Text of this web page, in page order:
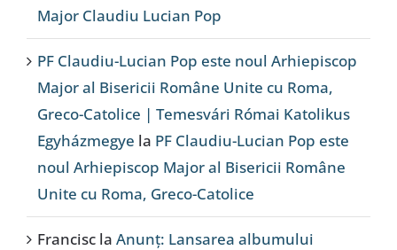
Major Claudiu Lucian Pop
PF Claudiu-Lucian Pop este noul Arhiepiscop
Major al Bisericii Române Unite cu Roma,
Greco-Catolice | Temesvári Római Katolikus
Egyházmegye la PF Claudiu-Lucian Pop este
noul Arhiepiscop Major al Bisericii Române
Unite cu Roma, Greco-Catolice
Francisc la Anunț: Lansarea albumului